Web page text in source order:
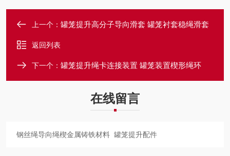
上一个： 罐笼提升高分子导向滑套 罐笼衬套稳绳滑套
返回列表
下一个： 罐笼提升绳卡连接装置 罐笼装置楔形绳环
在线留言